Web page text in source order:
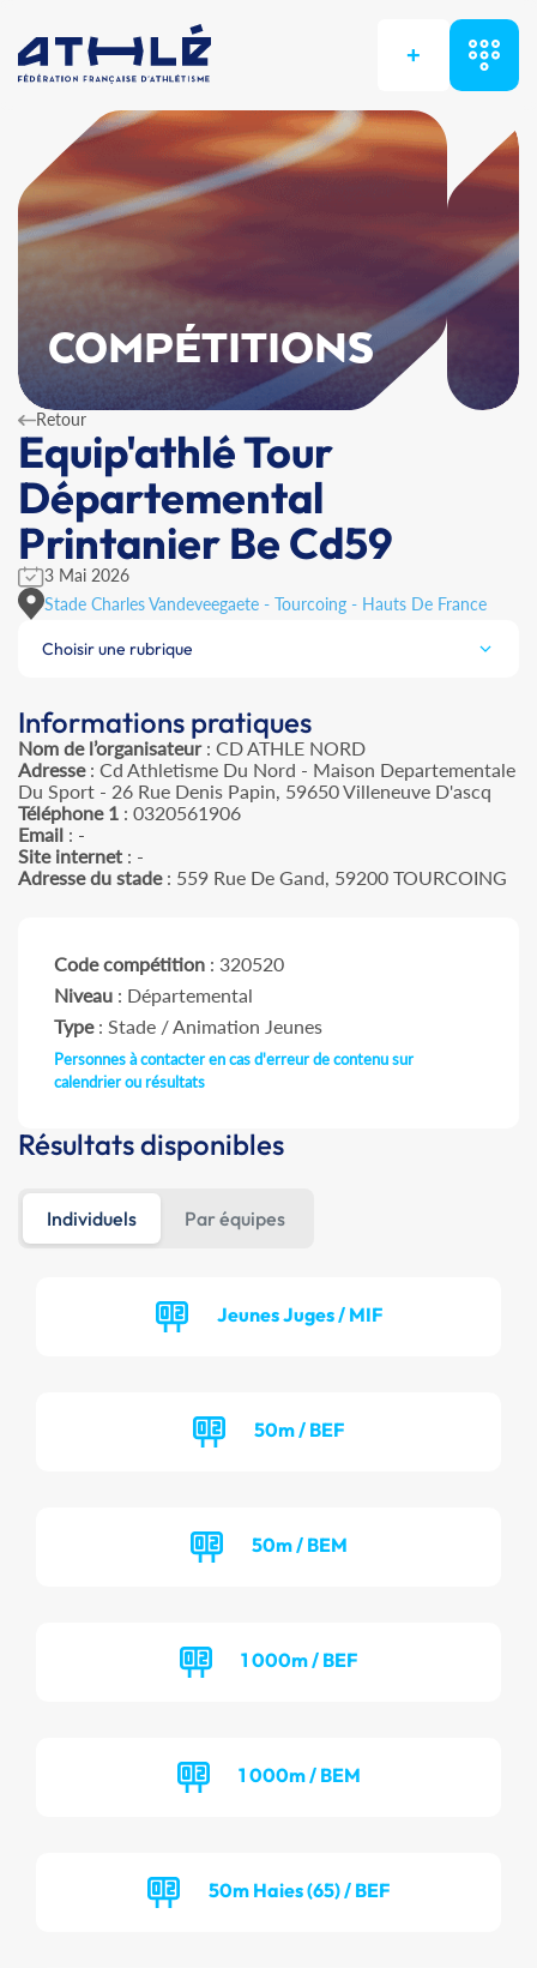
+
COMPÉTITIONS
Retour
Equip'athlé Tour
Départemental
Printanier Be Cd59
3 Mai 2026
Stade Charles Vandeveegaete - Tourcoing - Hauts De France
Choisir une rubrique
Informations pratiques
Nom de l’organisateur: CD ATHLE NORD
Adresse: Cd Athletisme Du Nord - Maison Departementale
Du Sport - 26 Rue Denis Papin, 59650 Villeneuve D'ascq
Téléphone 1 : 0320561906
Email : -
Site internet : -
Adresse du stade: 559 Rue De Gand, 59200 TOURCOING
Code compétition : 320520
Niveau : Départemental
Type: Stade / Animation Jeunes
Personnes à contacter en cas d'erreur de contenu sur
calendrier ou résultats
Résultats disponibles
Individuels Par équipes
Jeunes Juges / MIF
50m / BEF
50m / BEM
1 000m / BEF
1 000m / BEM
50m Haies (65) / BEF